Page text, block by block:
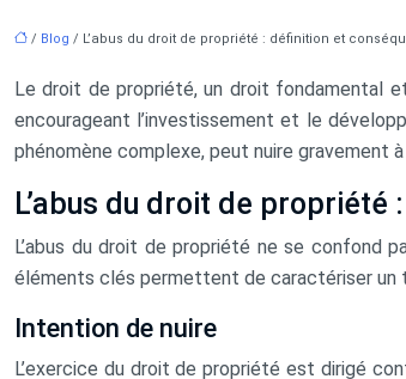
/ Blog / L’abus du droit de propriété : définition et
Le droit de propriété, un droit fondamental
encourageant l’investissement et le
phénomène complexe, peut nuire gravement
L’abus du droit de propriété
L’abus du droit de propriété ne se confond
éléments clés permettent de caractériser un
Intention de nuire
L’exercice du droit de propriété est dirigé